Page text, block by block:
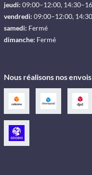
jeudi: 09:00–12:00,
vendredi: 09:00–12:00,
samedi: Fermé
dimanche: Fermé
Nous réalisons nos